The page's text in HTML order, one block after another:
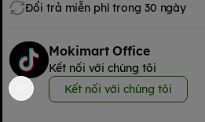
Đổi trả miễn phí trong 30 ngày
Mokimart Office
Kết nối với chúng tôi
Kết nối với chúng tôi